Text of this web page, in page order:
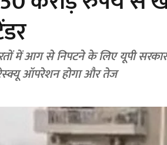
में आग से निपटने के लिए यूपी
ऑपरेशन होगा और तेज